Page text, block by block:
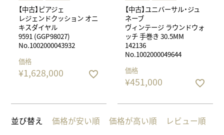
【中古】ピアジェ
レジェンドクッション オニ
キスダイヤル
9591 (GGP98027)
No.1002000043932
価格
¥1,628,000
【中古】ユニバーサル・ジュ
ネーブ
ヴィンテージ ラウンドウォ
ッチ 手巻き 30.5MM
142136
No.1002000049644
価格
¥451,000
並び替え 価格が安い順 価格が高い順 レビュー順